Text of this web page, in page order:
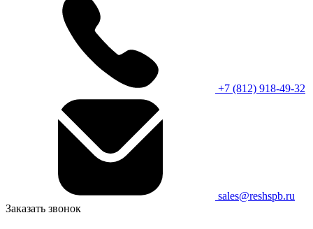
+7 (812) 918-49-32
sales@reshspb.ru
Заказать звонок